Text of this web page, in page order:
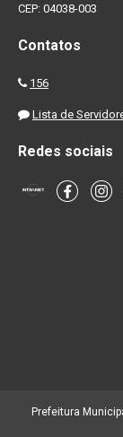
CEP: 04038-003
Contatos
156
Lista de
Redes sociais
Prefeitura